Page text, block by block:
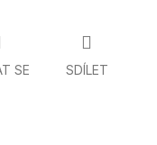
SE SDÍLET